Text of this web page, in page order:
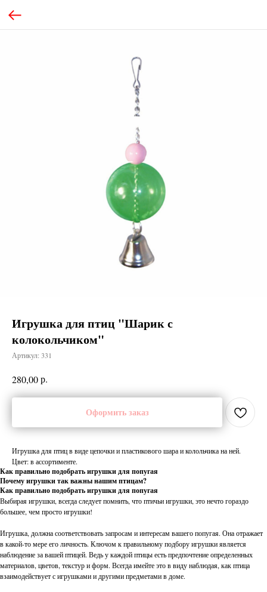
Игрушка для птиц "Шарик с
колокольчиком"
Артикул: 331
280,00р.
Оформить заказ
Игрушка для птиц в виде цепочки и пластикового шара и колольчика на ней.
Цвет: в ассортименте.
Как правильно подобрать игрушки для попугая
Почему игрушки так важны нашим птицам?
Как правильно подобрать игрушки для попугая
Выбирая игрушки, всегда следует помнить, что птичьи игрушки, это нечто гораздо
большее, чем просто игрушки!
Игрушка, должна соответствовать запросам и интересам вашего попугая. Она отражает
в какой-то мере его личность. Ключом к правильному подбору игрушки является
наблюдение за вашей птицей. Ведь у каждой птицы есть предпочтение определенных
материалов, цветов, текстур и форм. Всегда имейте это в виду наблюдая, как птица
взаимодействует с игрушками и другими предметами в доме.